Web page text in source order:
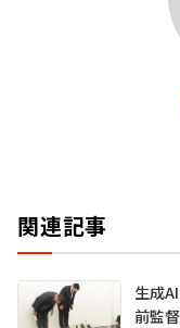
関連記事
生成
前監